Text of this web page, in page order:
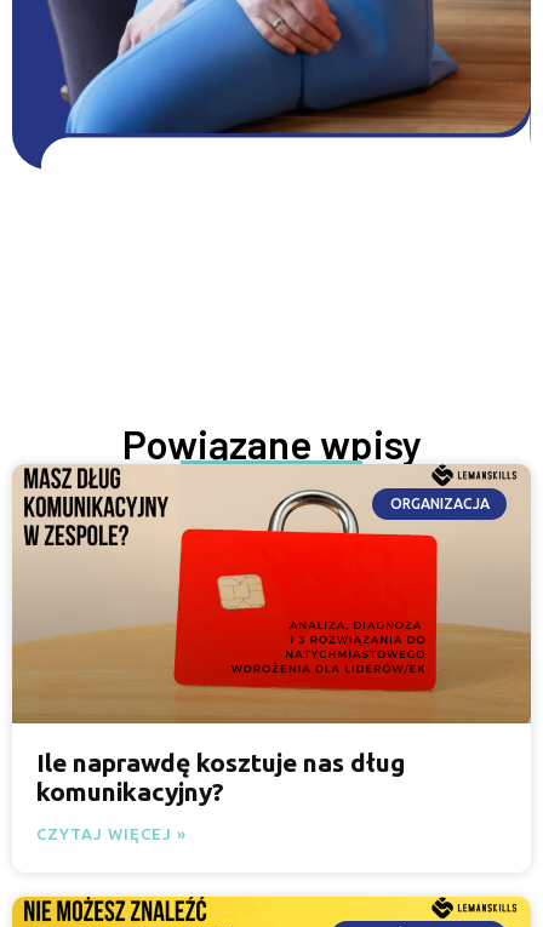
Powiązane wpisy
ORGANIZACJA
Ile naprawdę kosztuje nas dług
komunikacyjny?
CZYTAJ WIĘCEJ »